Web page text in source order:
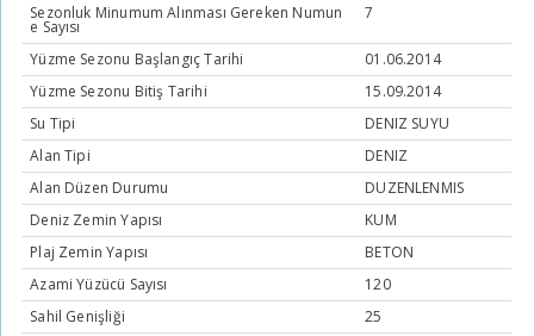
Sezonluk Minumum Alınması Gereken Numun
e Sayısı
7
Yüzme Sezonu Başlangıç Tarihi
01.06.2014
Yüzme Sezonu Bitiş Tarihi
15.09.2014
Su Tipi
DENIZ SUYU
Alan Tipi
DENIZ
Alan Düzen Durumu
DUZENLENMIS
Deniz Zemin Yapısı
KUM
Plaj Zemin Yapısı
BETON
Azami Yüzücü Sayısı
120
Sahil Genişliği
25